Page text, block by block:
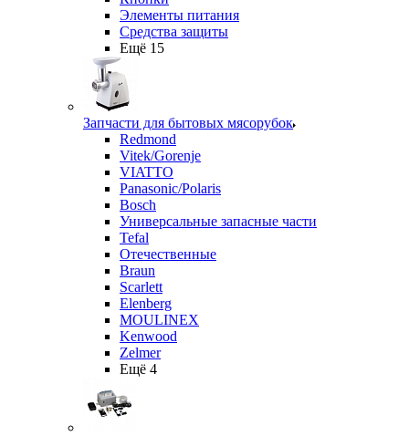
Элементы питания
Средства защиты
Ещё 15
Запчасти для бытовых мясорубок
Redmond
Vitek/Gorenje
VIATTO
Panasonic/Polaris
Bosch
Универсальные запасные части
Tefal
Отечественные
Braun
Scarlett
Elenberg
MOULINEX
Kenwood
Zelmer
Ещё 4